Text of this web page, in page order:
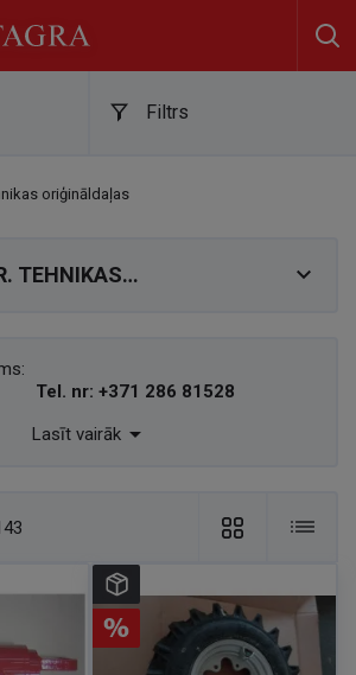
Filtrs
oriģināldaļas
TEHNIKAS

Tel. nr: +371 286 81528
Lasīt vairāk